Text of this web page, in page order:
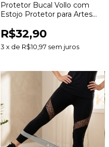
Protetor Bucal Vollo com
Estojo Protetor para Artes
Thai e Esportes de Contato
R$32,90
3 x de R$10,97 sem juros